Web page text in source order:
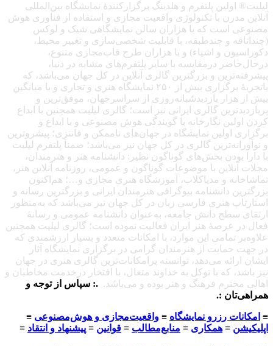
لیلیت® اولین پلتفرم و هلدینگ برگزارکنندهٔ نمایشگاه بین‌المللی
آنلاین مدرن با تکنولوژی واقعیت مجازی و استفاده از فناوری هوش
مصنوعی است که با هزاران سالن نمایشگاهی شیک و لوکس
(چنداتاقه و چندطبقه، با قابلیت شخصی‌سازی و تغییر محیط،
دکوراسیون و اشیاء) و با هزاران طرح قاب‌مجازی متنوع،
درحال‌حاضر درمقایسه با سایر پلتفرم‌های مشابه در دنیا،
پیشرفته‌ترین و بزرگترین گالری آنلاین در کل جهان می‌باشد، که
باتجربهٔ برگزاری بیش از ۲۵۰ نمایشگاه هنری و تجاری و با میانگین
بیش از هزار بازدیدشبانه‌روزی از سراسرجهان، موفق‌ترین و
پربازدیدترین گالری ایرانی نیز است؛ گالری لیلیت همچنین با ابداع
کردن اولین نگارخانه با گویندگی هوش مصنوعی و با ابداع و
برگزاری اولین نمایشگاه در جهان‌های ناممکن و فانتزی؛ پیشروترین
و نوآورانه‌ترین گالری در کل جهان نیز می‌باشد؛ ضمناً پلتفرم لیلیت
با دارا بودن بخش‌های گوناگون نظیر: دانشنامه هنر و هنرمندان،
مجلات آنلاین با موضوعات گوناگون و عمومی، روزنامه آنلاین هنر،
تماشاخانه و مدیاکلاب، آموزشگاه هنری مجازی و…؛ هم‌اکنون
بزرگترین دانشنامه بیوگرافی هنرمندان ایرانی و بزرگترین رسانه و
استارتاپ هنری فارسی زبان در کل جهان نیز می‌باشد که به‌منظور
ارتقای سطح دانش جامعه، به‌عنوان دانشنامه عمومی و رسانهٔ
فعال در عرصهٔ هنر ایران فعالیت نموده است؛ گالری لیلیت همچنین
علاوه‌بر تمامی این موارد، با امکانات متعدد و بسیار ارزشمندی که
در جهت حمایت از هنرمندان گرامی در برگزاری نمایشگاه آثار
ایشان ارائه می‌دهد، توانسته پرامکانات‌ترین گالری هنری در جهان
نیز باشد، که با توکل به خداوند متعال، با افتخار درخدمت مخاطبان و
اهالی محترم فرهنگ و هنر بوده و می‌باشد. .: سپاس از توجه و
همراهی‌تان :.
≡ امکانات رزرو نمایشگاه ≡ واقعیت‌مجازی و هوش‌مصنوعی ≡
اپلیکیشن ≡ همکاری ≡ منابع‌مطالب ≡ قوانین ≡ پیشنهاد و انتقاد ≡